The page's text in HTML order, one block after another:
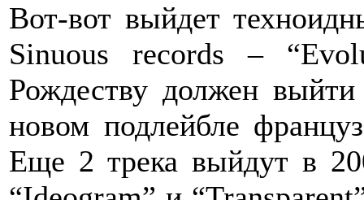
Вот-вот выйдет
Sinuous records –
Рождеству должен
новом подлейбле
Еще 2 трека выйдут в